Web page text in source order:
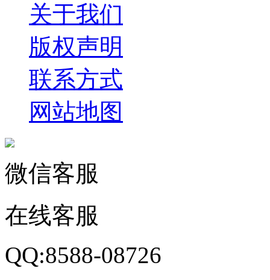
关于我们
版权声明
联系方式
网站地图
微信客服
在线客服
QQ:8588-08726